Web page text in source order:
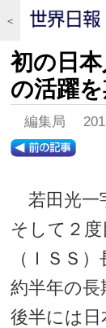
＜
初の日
の活躍
編集局
若田光一
そして２
（ＩＳＳ
約半年の長
後半には日